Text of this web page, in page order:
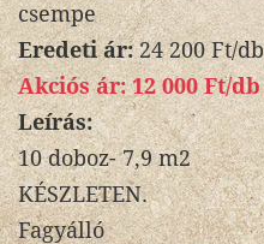
csempe
Eredeti ár:24 200 Ft/db
Akciós ár:12 000 Ft/db
Leírás:
10 doboz- 7,9 m2
KÉSZLETEN.
Fagyálló